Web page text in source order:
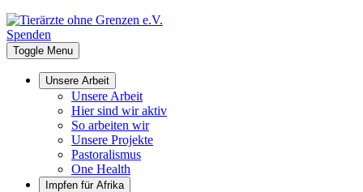
Spenden
Toggle Menu
Unsere Arbeit
Unsere Arbeit
Hier sind wir aktiv
So arbeiten wir
Unsere Projekte
Pastoralismus
One Health
Impfen für Afrika